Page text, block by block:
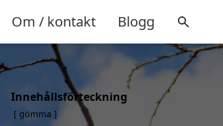
Om / kontakt Blogg
Innehållsförteckning
gömma